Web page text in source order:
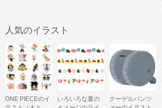
人気のイラスト
ONE PIECEのイ
いろいろな夏の
クーゲルパンツ